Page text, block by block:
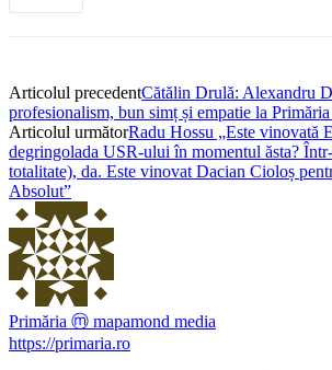
Articolul precedentCătălin Drulă: Alexandru
profesionalism, bun simț și empatie la
Articolul următorRadu Hossu „Este vinovată
degringolada USR-ului în momentul ăsta?
totalitate), da. Este vinovat Dacian Cioloș
Absolut”
Primăria ⓜ mapamond media
https://primaria.ro